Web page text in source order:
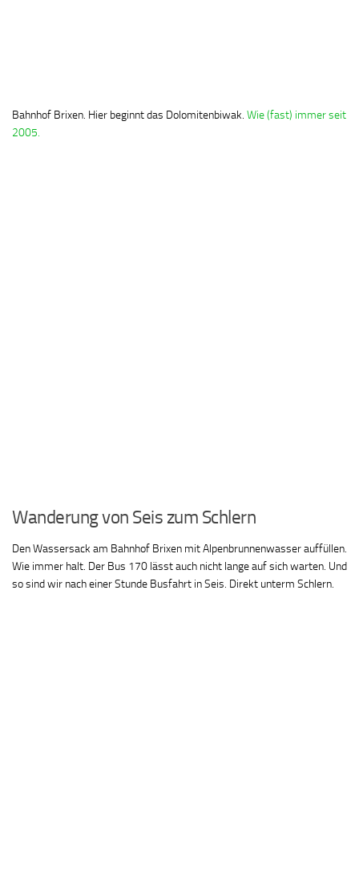
Bahnhof Brixen. Hier beginnt das Dolomitenbiwak. Wie (fast) immer seit
2005.
Wanderung von Seis zum Schlern
Den Wassersack am Bahnhof Brixen mit Alpenbrunnenwasser auffüllen.
Wie immer halt. Der Bus 170 lässt auch nicht lange auf sich warten. Und
so sind wir nach einer Stunde Busfahrt in Seis. Direkt unterm Schlern.